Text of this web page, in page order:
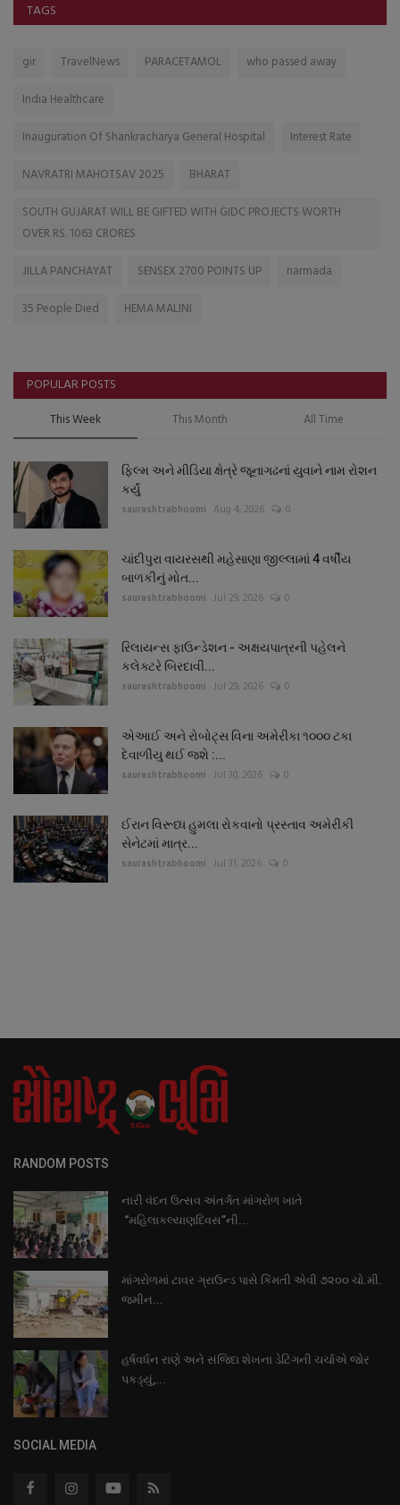
TAGS
gir TravelNews PARACETAMOL
who passed away
India Healthcare
Inauguration Of Shankracharya General Hospital
Interest Rate
NAVRATRI MAHOTSAV 2025
BHARAT
SOUTH GUJARAT WILL BE GIFTED WITH GIDC PROJECTS WORTH
OVER RS. 1063 CRORES
JILLA PANCHAYAT
SENSEX 2700 POINTS UP
narmada
35 People Died
HEMA MALINI
POPULAR POSTS
This Week This Month All Time
ફિલ્મ અને મીડિયા ક્ષેત્રે જૂનાગઢનાં યુવાને નામ રોશન
કર્યું
saurashtrabhoomi Aug 4, 2026 0
ચાંદીપુરા વાયરસથી મહેસાણા જીલ્લામાં 4 વર્ષીય
બાળકીનું મોત...
saurashtrabhoomi Jul 29, 2026 0
રિલાયન્સ ફાઉન્ડેશન - અક્ષયપાત્રની પહેલને
કલેક્ટરે બિરદાવી...
saurashtrabhoomi Jul 29, 2026 0
એઆઈ અને રોબોટ્સ વિના અમેરીકા ૧૦૦૦ ટકા
દેવાળીયુ થઈ જશે :...
saurashtrabhoomi Jul 30, 2026 0
ઈરાન વિરૂધ્ધ હુમલા રોકવાનો પ્રસ્તાવ અમેરીકી
સેનેટમાં માત્ર...
saurashtrabhoomi Jul 31, 2026 0
RANDOM POSTS
નારી વંદન ઉત્સવ અંતર્ગત માંગરોળ ખાતે
“મહિલાકલ્યાણદિવસ”ની...
માંગરોળમાં ટાવર ગ્રાઉન્ડ પાસે કિંમતી એવી ૭૨૦૦ ચો.મી.
જમીન...
હર્ષવર્ધન રાણે અને સંજિદા શેખના ડેટિંગની ચર્ચાએ જોર
પકડ્યું,...
SOCIAL MEDIA